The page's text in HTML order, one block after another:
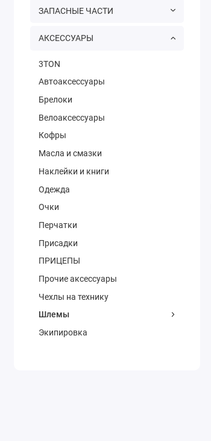
ЗАПАСНЫЕ ЧАСТИ
АКСЕССУАРЫ
3TON
Автоаксессуары
Брелоки
Велоаксессуары
Кофры
Масла и смазки
Наклейки и книги
Одежда
Очки
Перчатки
Присадки
ПРИЦЕПЫ
Прочие аксессуары
Чехлы на технику
Шлемы
Экипировка